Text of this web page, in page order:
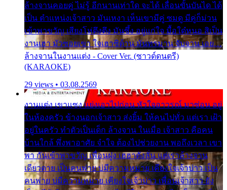
ล้างจานคอยคู่ ไม่รู้ อีกนานเท่าใด จะได้ เลื่อนขั้นบันได ได้
เป็น ตำแหน่งเจ้าสาว มันเหงา เห็นเขามีคู่ ซมดู มีคู่ก็ม่วน
เข้าพาขวัญ เสียงโห่ตึงตึง มันซึ้ง อยู่แก่ใจ มื้อใด๋หนอ สิเป็น
งานเฮา มัวซอยเขา ใจเฮาซิด้าน มันทรมาน จับจาน เอย…
ล้างจานในงานแต่ง - Cover Ver. (ซาวด์ดนตรี)
(KARAOKE)
29 views • 03.08.2569
งานแต่ง เขาแซง แย่งเอาไปก่อน หัวใจอาวรณ์ มาซ่อน อยู่
ในห้องครัว ข้างนอกเจ้าสาว ส่งยิ้ม ให้คนไปทั่ว แต่เรา เฝ้า
อยู่ในครัว ทำตัวเป็นเด็ก ล้างจาน ในเมื่อ เจ้าสาว คือคน
บ้านใกล้ พึ่งพาอาศัย จำใจ ต้องไปช่วยงาน พอถึงเวลา เขา
พา กันเข้าพาขวัญ เพื่อนฝูง เฮฮาดังลั่น แต่เราล้างจาน
เดียวดาย เป็นคนพ่าย บ่มีความหมาย เคียงใจเจ้าบ่าว เป็น
คนพ่าย บ่มีความหมาย เคียงใจเจ้าบ่าว เพื่อนเจ้าสาว ยัง